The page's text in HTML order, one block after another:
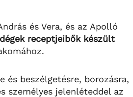
és Vera, és az Apolló
receptjeibők készült
beszélgetésre, borozásra,
személyes jelenléteddel az